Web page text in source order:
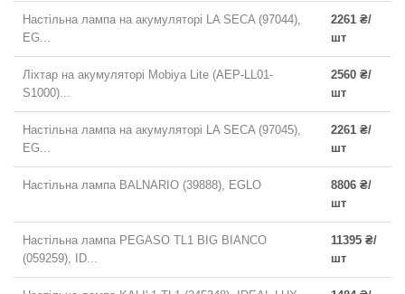
Настільна лампа на акумуляторі LA SECA (97044),
EG...
2261 ₴/
шт
Ліхтар на акумуляторі Mobiya Lite (AEP-LL01-
S1000)...
2560 ₴/
шт
Настільна лампа на акумуляторі LA SECA (97045),
EG...
2261 ₴/
шт
Настільна лампа BALNARIO (39888), EGLO
8806 ₴/
шт
Настільна лампа PEGASO TL1 BIG BIANCO
(059259), ID...
11395 ₴/
шт